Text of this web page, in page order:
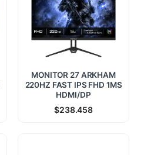
MONITOR 27 ARKHAM
220HZ FAST IPS FHD 1MS
HDMI/DP
$238.458